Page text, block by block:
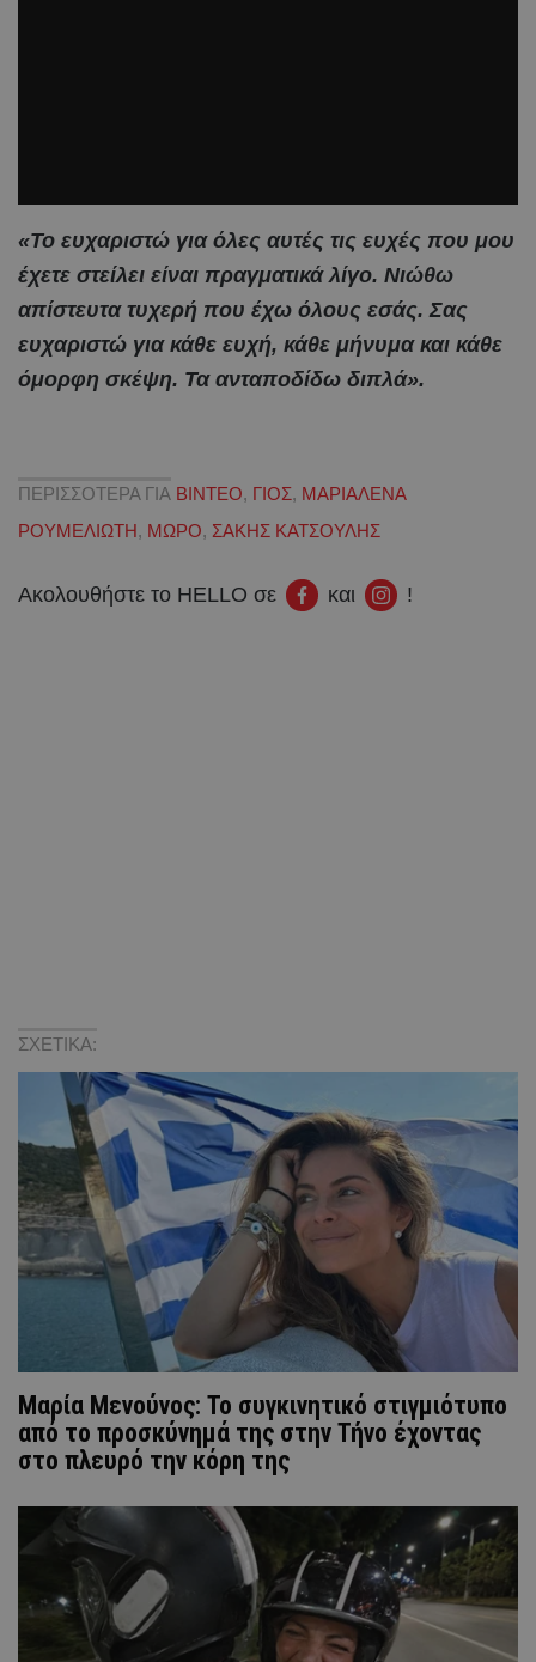
«Το ευχαριστώ για όλες αυτές τις ευχές που μου
έχετε στείλει είναι πραγματικά λίγο. Νιώθω
απίστευτα τυχερή που έχω όλους εσάς. Σας
ευχαριστώ για κάθε ευχή, κάθε μήνυμα και κάθε
όμορφη σκέψη. Τα ανταποδίδω διπλά».
ΠΕΡΙΣΣΟΤΕΡΑ ΓΙΑ ΒΙΝΤΕΟ, ΓΙΟΣ, ΜΑΡΙΑΛΕΝΑ
ΡΟΥΜΕΛΙΩΤΗ, ΜΩΡΟ, ΣΑΚΗΣ ΚΑΤΣΟΥΛΗΣ
Ακολουθήστε το HELLO σε και !
ΣΧΕΤΙΚΑ:
Μαρία Μενούνος: Το συγκινητικό στιγμιότυπο
από το προσκύνημά της στην Τήνο έχοντας
στο πλευρό την κόρη της